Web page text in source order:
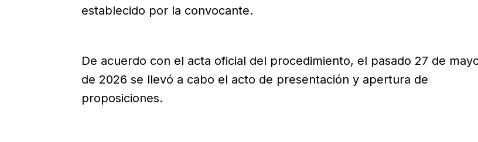
establecido por la convocante.
De acuerdo con el acta oficial del procedimiento, el pasado 27 de
de 2026 se llevó a cabo el acto de presentación y apertura de
proposiciones.